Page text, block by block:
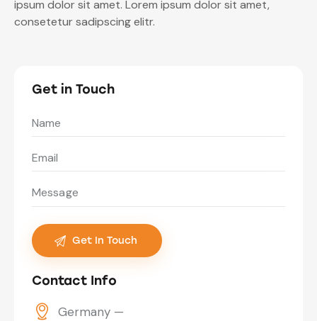
ipsum dolor sit amet. Lorem ipsum dolor sit amet,
consetetur sadipscing elitr.
Get in Touch
Contact Info
Germany —